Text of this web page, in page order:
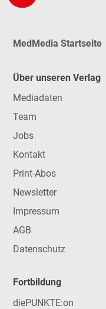
MedMedia Startseite
Über unseren Verlag
Mediadaten
Team
Jobs
Kontakt
Print-Abos
Newsletter
Impressum
AGB
Datenschutz
Fortbildung
diePUNKTE:on